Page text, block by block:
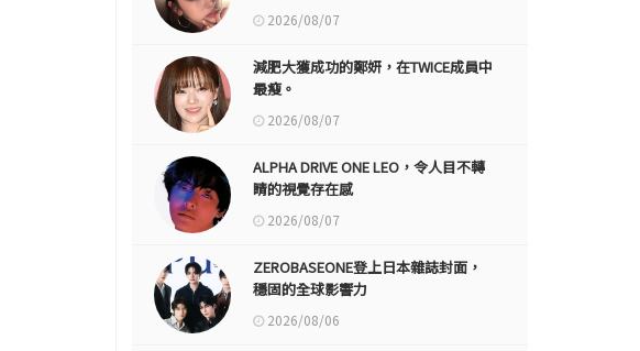
2026/08/07
減肥大獲成功的鄭妍，在TWICE成員中
最瘦。
2026/08/07
ALPHA DRIVE ONE LEO，令人目不轉
睛的視覺存在感
2026/08/07
ZEROBASEONE登上日本雜誌封面，
穩固的全球影響力
2026/08/06